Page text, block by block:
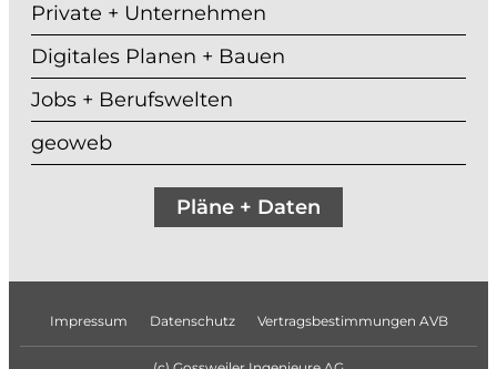
Private + Unternehmen
Digitales Planen + Bauen
Jobs + Berufswelten
geoweb
Pläne + Daten
Impressum Datenschutz Vertragsbestimmungen AVB